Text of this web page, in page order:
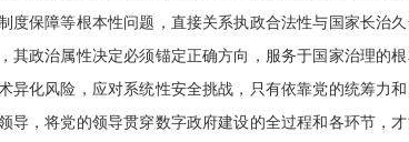
度保障等根本性问题，直接关系执政合法性与国家长治
其政治属性决定必须锚定正确方向，服务于国家治理的
异化风险，应对系统性安全挑战，只有依靠党的统筹力
导，将党的领导贯穿数字政府建设的全过程和各环节，